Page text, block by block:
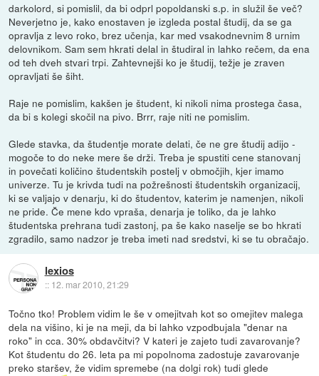
darkolord, si pomislil, da bi odprl popoldanski s.p. in služil še več?
Neverjetno je, kako enostaven je izgleda postal študij, da se ga
opravlja z levo roko, brez učenja, kar med vsakodnevnim 8 urnim
delovnikom. Sam sem hkrati delal in študiral in lahko rečem, da ena
od teh dveh stvari trpi. Zahtevnejši ko je študij, težje je zraven
opravljati še šiht.
Raje ne pomislim, kakšen je študent, ki nikoli nima prostega časa,
da bi s kolegi skočil na pivo. Brrr, raje niti ne pomislim.
Glede stavka, da študentje morate delati, če ne gre študij adijo -
mogoče to do neke mere še drži. Treba je spustiti cene stanovanj
in povečati količino študentskih postelj v območjih, kjer imamo
univerze. Tu je krivda tudi na požrešnosti študentskih organizacij,
ki se valjajo v denarju, ki do študentov, katerim je namenjen, nikoli
ne pride. Če mene kdo vpraša, denarja je toliko, da je lahko
študentska prehrana tudi zastonj, pa še kako naselje se bo hkrati
zgradilo, samo nadzor je treba imeti nad sredstvi, ki se tu obračajo.
lexios
:: 12. mar 2010, 21:29
Točno tko! Problem vidim le še v omejitvah kot so omejitev malega
dela na višino, ki je na meji, da bi lahko vzpodbujala "denar na
roko" in cca. 30% obdavčitvi? V kateri je zajeto tudi zavarovanje?
Kot študentu do 26. leta pa mi popolnoma zadostuje zavarovanje
preko staršev, že vidim spremebe (na dolgi rok) tudi glede